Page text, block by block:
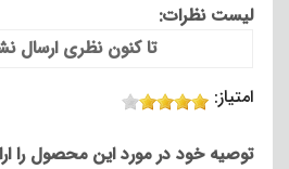
لیست نظرات:
تا کنون نظری ارسال
امتیاز:
توصیه خود در مورد این محصول را